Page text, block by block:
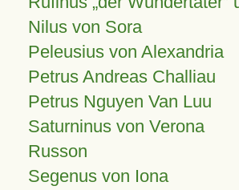
Nilus von Sora
Peleusius von Alexandria
Petrus Andreas Challiau
Petrus Nguyen Van Luu
Saturninus von Verona
Russon
Segenus von Iona